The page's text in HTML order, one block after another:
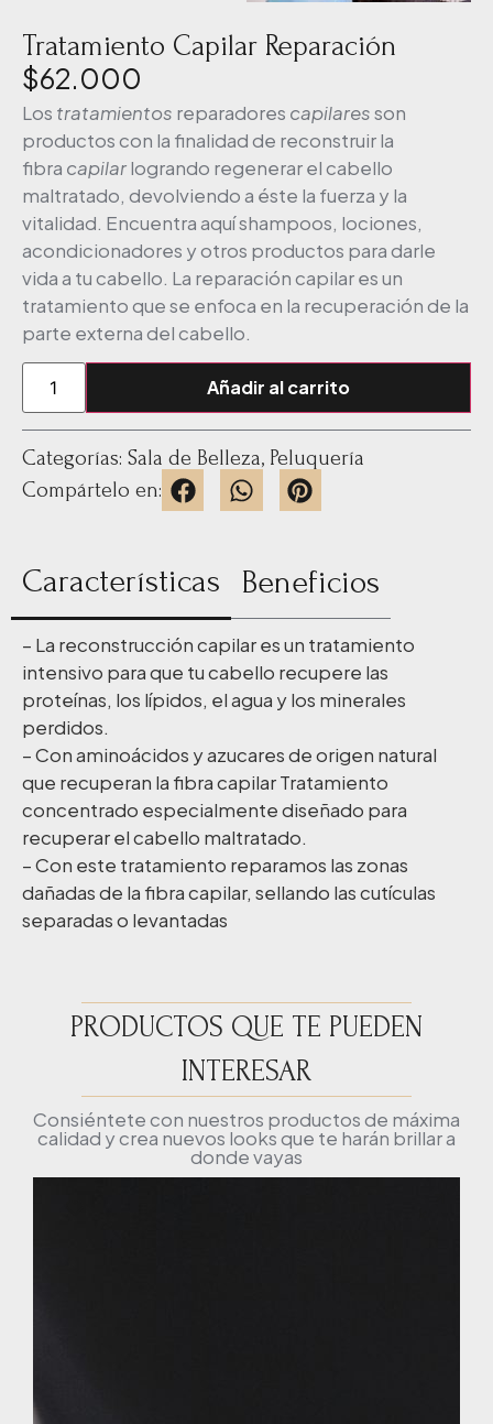
Tratamiento Capilar Reparación
$62.000
Los tratamientos reparadores capilaresson
productos con la finalidad de reconstruir la
fibra capilarlogrando regenerar el cabello
maltratado, devolviendo a éste la fuerza y la
vitalidad. Encuentra aquí shampoos, lociones,
acondicionadores y otros productos para darle
vida a tu cabello. La reparación capilar es un
tratamiento que se enfoca en la recuperación de la
parte externa del cabello.
Añadir al carrito
Categorías: Sala de Belleza, Peluquería
Compártelo en:
Características Beneficios
– La reconstrucción capilar es un tratamiento
intensivo para que tu cabello recupere las
proteínas, los lípidos, el agua y los minerales
perdidos.
– Con aminoácidos y azucares de origen natural
que recuperan la fibra capilar Tratamiento
concentrado especialmente diseñado para
recuperar el cabello maltratado.
– Con este tratamiento reparamos las zonas
dañadas de la fibra capilar, sellando las cutículas
separadas o levantadas
PRODUCTOS QUE TE PUEDEN
INTERESAR
Consiéntete con nuestros productos de máxima
calidad y crea nuevos looks que te harán brillar a
donde vayas